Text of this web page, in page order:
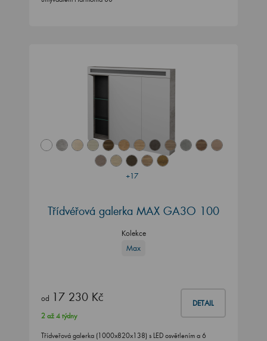
+17
Třídvéřová galerka MAX GA3O 100
Kolekce
Max
od 17 230 Kč DETAIL
2 až 4 týdny
Třídveřová galerka (1000x820x138) s LED osvětlením a 6